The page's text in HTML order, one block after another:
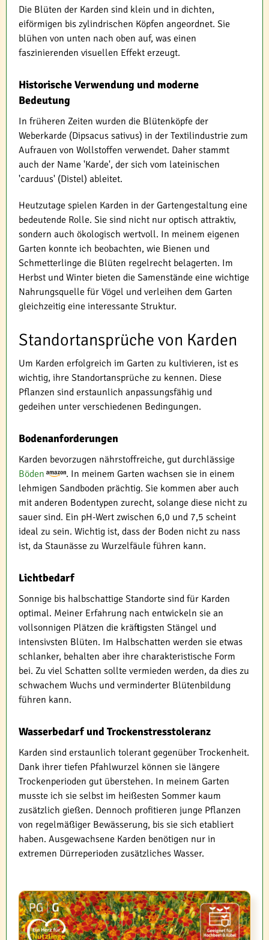
Die Blüten der Karden sind klein und in dichten,
eiförmigen bis zylindrischen Köpfen angeordnet. Sie
blühen von unten nach oben auf, was einen
faszinierenden visuellen Effekt erzeugt.
Historische Verwendung und moderne
Bedeutung
In früheren Zeiten wurden die Blütenköpfe der
Weberkarde (Dipsacus sativus) in der Textilindustrie zum
Aufrauen von Wollstoffen verwendet. Daher stammt
auch der Name 'Karde', der sich vom lateinischen
'carduus' (Distel) ableitet.
Heutzutage spielen Karden in der Gartengestaltung eine
bedeutende Rolle. Sie sind nicht nur optisch attraktiv,
sondern auch ökologisch wertvoll. In meinem eigenen
Garten konnte ich beobachten, wie Bienen und
Schmetterlinge die Blüten regelrecht belagerten. Im
Herbst und Winter bieten die Samenstände eine wichtige
Nahrungsquelle für Vögel und verleihen dem Garten
gleichzeitig eine interessante Struktur.
Standortansprüche von Karden
Um Karden erfolgreich im Garten zu kultivieren, ist es
wichtig, ihre Standortansprüche zu kennen. Diese
Pflanzen sind erstaunlich anpassungsfähig und
gedeihen unter verschiedenen Bedingungen.
Bodenanforderungen
Karden bevorzugen nährstoffreiche, gut durchlässige
Böden
. In meinem Garten wachsen sie in einem
lehmigen Sandboden prächtig. Sie kommen aber auch
mit anderen Bodentypen zurecht, solange diese nicht zu
sauer sind. Ein pH-Wert zwischen 6,0 und 7,5 scheint
ideal zu sein. Wichtig ist, dass der Boden nicht zu nass
ist, da Staunässe zu Wurzelfäule führen kann.
Lichtbedarf
Sonnige bis halbschattige Standorte sind für Karden
optimal. Meiner Erfahrung nach entwickeln sie an
vollsonnigen Plätzen die kräftigsten Stängel und
intensivsten Blüten. Im Halbschatten werden sie etwas
schlanker, behalten aber ihre charakteristische Form
bei. Zu viel Schatten sollte vermieden werden, da dies zu
schwachem Wuchs und verminderter Blütenbildung
führen kann.
Wasserbedarf und Trockenstresstoleranz
Karden sind erstaunlich tolerant gegenüber Trockenheit.
Dank ihrer tiefen Pfahlwurzel können sie längere
Trockenperioden gut überstehen. In meinem Garten
musste ich sie selbst im heißesten Sommer kaum
zusätzlich gießen. Dennoch profitieren junge Pflanzen
von regelmäßiger Bewässerung, bis sie sich etabliert
haben. Ausgewachsene Karden benötigen nur in
extremen Dürreperioden zusätzliches Wasser.